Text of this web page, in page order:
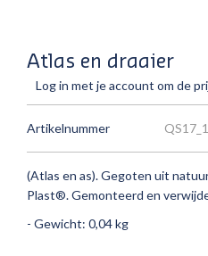
Atlas en draaier
Log in met je account om de
Artikelnummer QS17_1
(Atlas en as).Gegoten uit
Plast®.Gemonteerd en
- Gewicht: 0,04 kg